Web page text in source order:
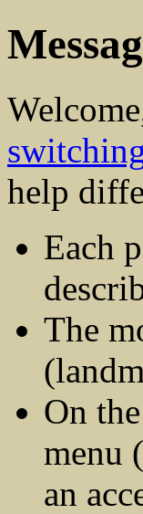
help
Each
The
On
menu
an